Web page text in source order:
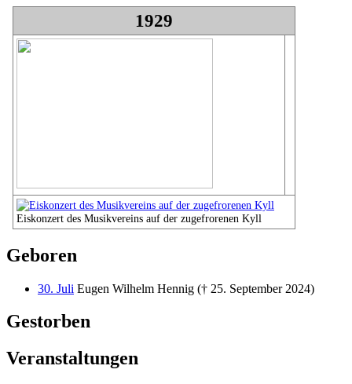
1929
Eiskonzert des Musikvereins auf der zugefrorenen Kyll
Geboren
30. Juli Eugen Wilhelm Hennig († 25. September 2024)
Gestorben
Veranstaltungen